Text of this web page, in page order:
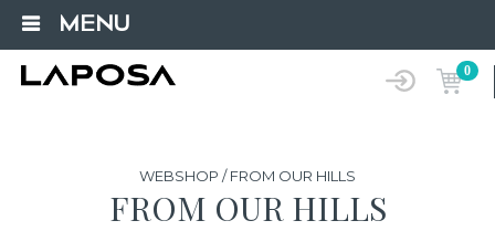
MENU
0
WEBSHOP / FROM OUR HILLS
FROM OUR HILLS